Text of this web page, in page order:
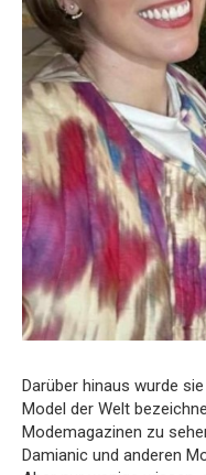
Darüber hinaus wurde
Model der Welt
Modemagazinen zu
Damianic und anderen